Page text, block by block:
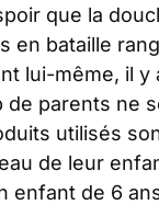
que la
en bataille
lui-même, il y
de parents ne
utilisés
de leur
enfant de 6